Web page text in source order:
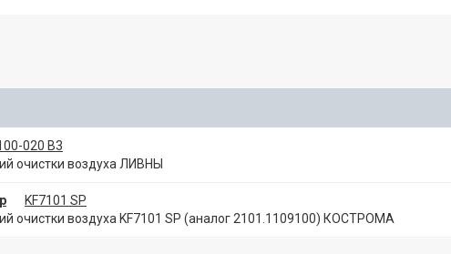
(GM) 7987980
020 В3
очистки воздуха ЛИВНЫ
KF7101 SP
очистки воздуха KF7101 SP (аналог 2101.1109100) КОСТРОМА